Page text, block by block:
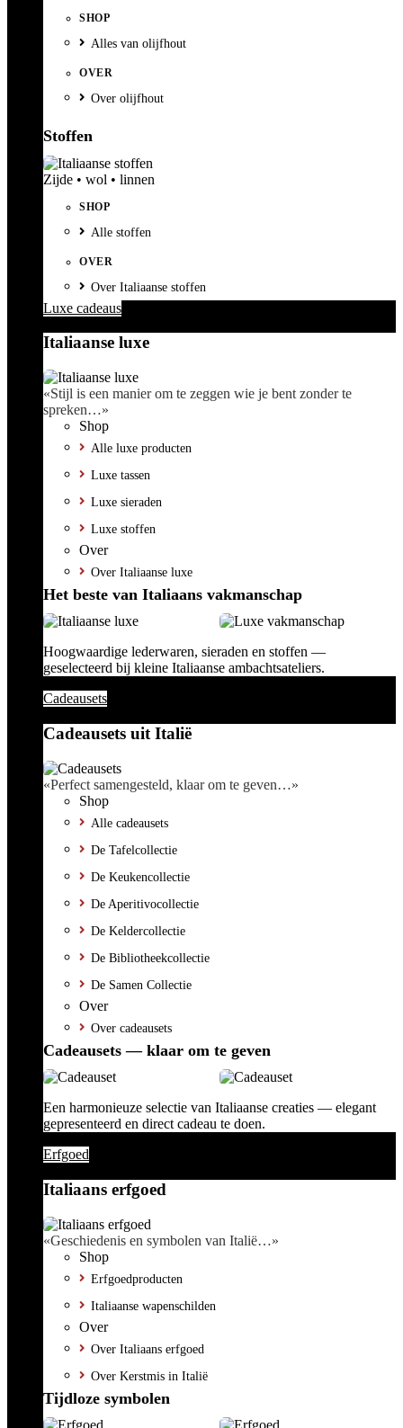
SHOP
Alles van olijfhout
OVER
Over olijfhout
Stoffen
Zijde • wol • linnen
SHOP
Alle stoffen
OVER
Over Italiaanse stoffen
Luxe cadeaus
Italiaanse luxe
«Stijl is een manier om te zeggen wie je bent zonder te
spreken…»
Shop
Alle luxe producten
Luxe tassen
Luxe sieraden
Luxe stoffen
Over
Over Italiaanse luxe
Het beste van Italiaans vakmanschap
Hoogwaardige lederwaren, sieraden en stoffen —
geselecteerd bij kleine Italiaanse ambachtsateliers.
Cadeausets
Cadeausets uit Italië
«Perfect samengesteld, klaar om te geven…»
Shop
Alle cadeausets
De Tafelcollectie
De Keukencollectie
De Aperitivocollectie
De Keldercollectie
De Bibliotheekcollectie
De Samen Collectie
Over
Over cadeausets
Cadeausets — klaar om te geven
Een harmonieuze selectie van Italiaanse creaties — elegant
gepresenteerd en direct cadeau te doen.
Erfgoed
Italiaans erfgoed
«Geschiedenis en symbolen van Italië…»
Shop
Erfgoedproducten
Italiaanse wapenschilden
Over
Over Italiaans erfgoed
Over Kerstmis in Italië
Tijdloze symbolen